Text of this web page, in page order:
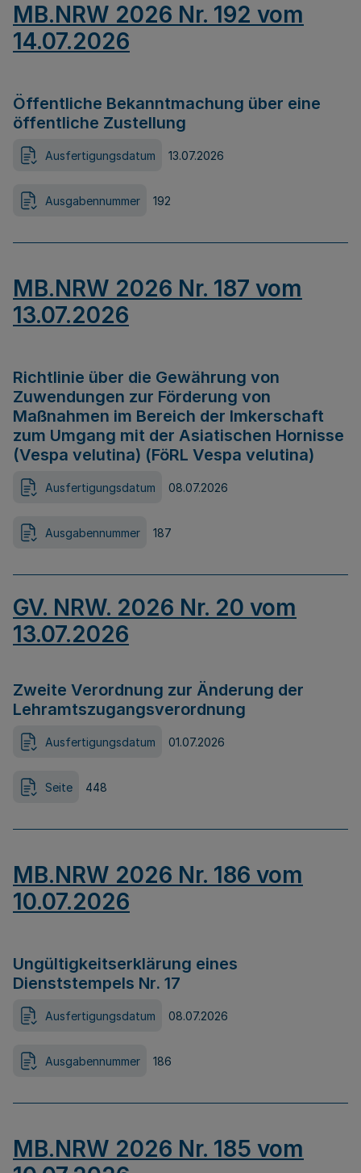
MB.NRW 2026 Nr. 192 vom
14.07.2026
Öffentliche Bekanntmachung über eine
öffentliche Zustellung
Ausfertigungsdatum 13.07.2026
Ausgabennummer 192
MB.NRW 2026 Nr. 187 vom
13.07.2026
Richtlinie über die Gewährung von
Zuwendungen zur Förderung von
Maßnahmen im Bereich der Imkerschaft
zum Umgang mit der Asiatischen Hornisse
(Vespa velutina) (FöRL Vespa velutina)
Ausfertigungsdatum 08.07.2026
Ausgabennummer 187
GV. NRW. 2026 Nr. 20 vom
13.07.2026
Zweite Verordnung zur Änderung der
Lehramtszugangsverordnung
Ausfertigungsdatum 01.07.2026
Seite 448
MB.NRW 2026 Nr. 186 vom
10.07.2026
Ungültigkeitserklärung eines
Dienststempels Nr. 17
Ausfertigungsdatum 08.07.2026
Ausgabennummer 186
MB.NRW 2026 Nr. 185 vom